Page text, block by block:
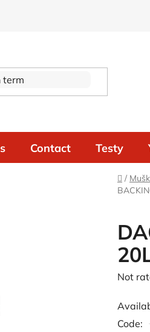
Contact Testy
Home
/
The
rating
Not
Code: